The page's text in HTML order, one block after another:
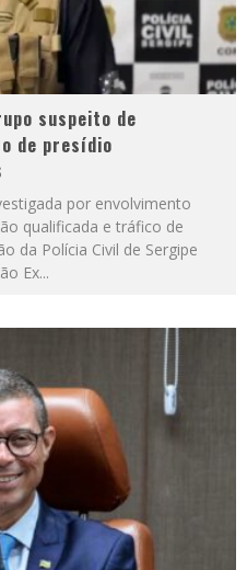
suspeito de
de presídio
por envolvimento
qualificada e tráfico de
da Polícia Civil de Sergipe
Ex...